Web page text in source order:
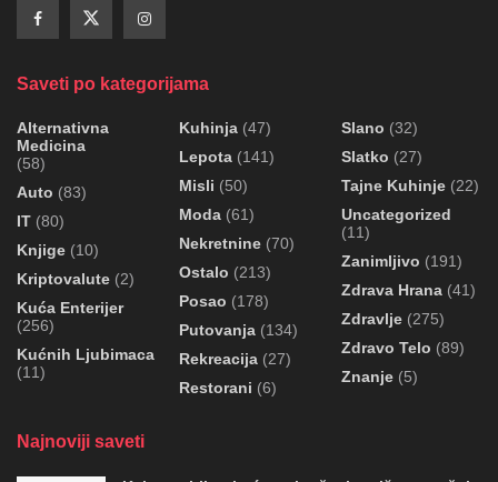
Saveti po kategorijama
Alternativna
Medicina
(58)
Auto (83)
IT (80)
Knjige (10)
Kriptovalute (2)
Kuća Enterijer
(256)
Kućnih Ljubimaca
(11)
Kuhinja (47)
Lepota (141)
Misli (50)
Moda (61)
Nekretnine (70)
Ostalo (213)
Posao (178)
Putovanja (134)
Rekreacija (27)
Restorani (6)
Slano (32)
Slatko (27)
Tajne Kuhinje (22)
Uncategorized
(11)
Zanimljivo (191)
Zdrava Hrana (41)
Zdravlje (275)
Zdravo Telo (89)
Znanje (5)
Najnoviji saveti